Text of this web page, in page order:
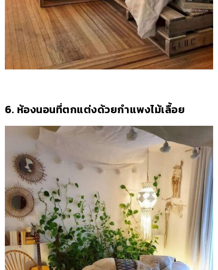
6. ห้องนอนที่ตกแต่งด้วยกำแพงไม้เลื้อย